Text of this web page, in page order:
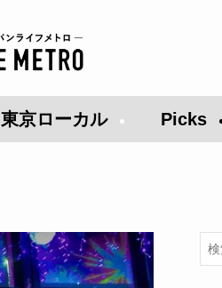
東京ローカル Picks